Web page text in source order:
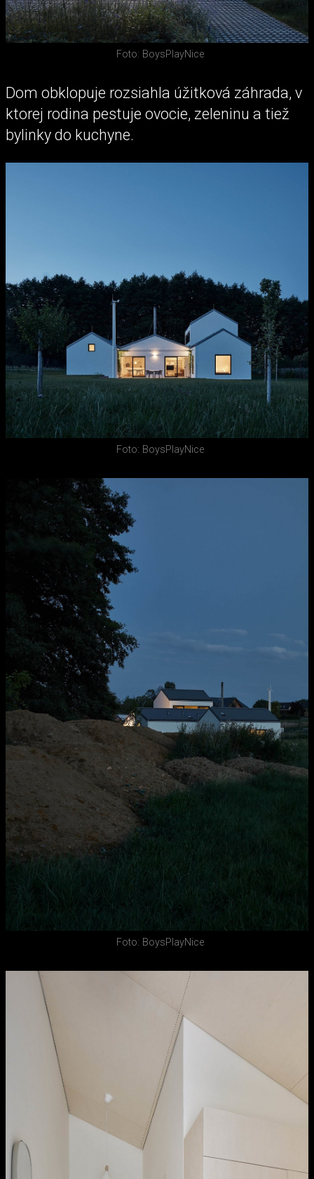
Foto: BoysPlayNice
Dom obklopuje rozsiahla úžitková záhrada, v
ktorej rodina pestuje ovocie, zeleninu a tiež
bylinky do kuchyne.
Foto: BoysPlayNice
Foto: BoysPlayNice